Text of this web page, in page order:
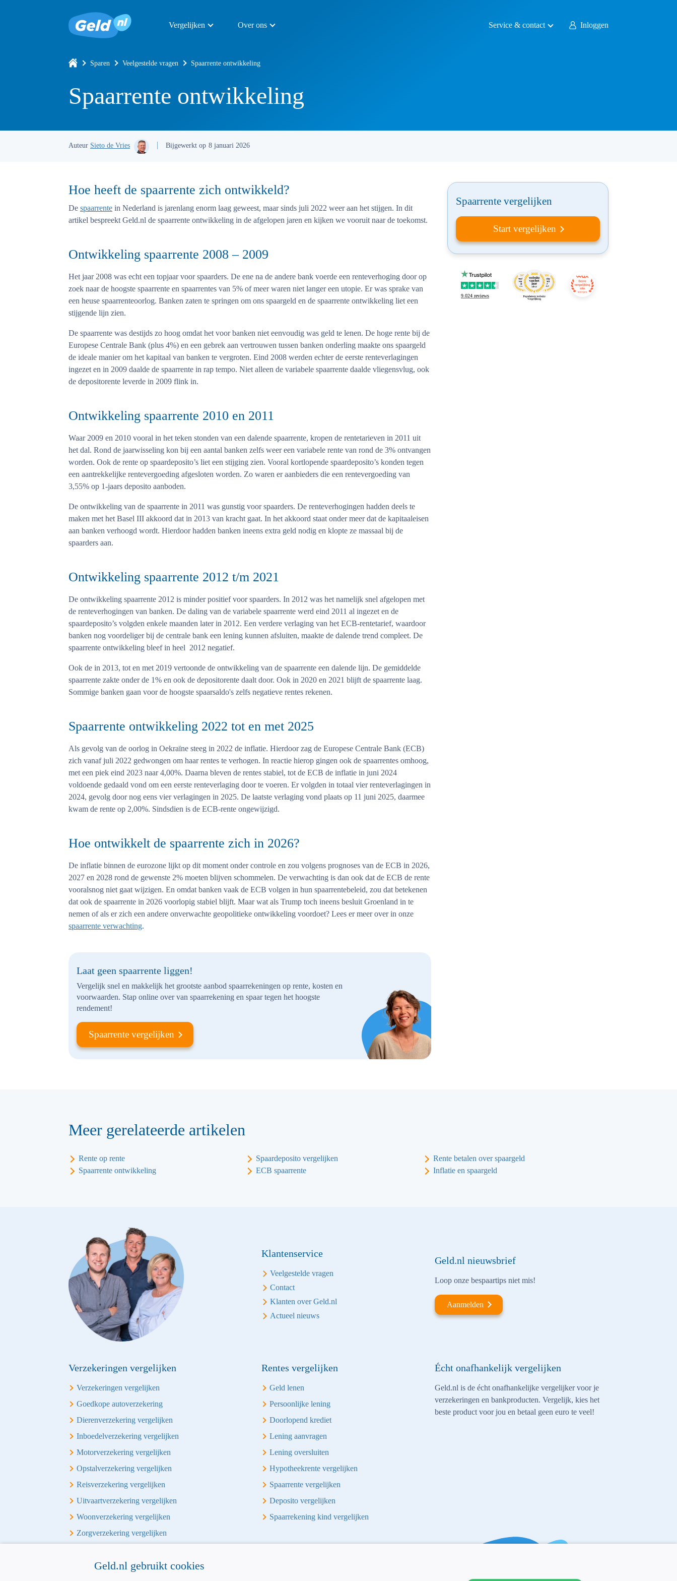
Vergelijken Over ons Service & contact Inloggen
Sparen Veelgestelde vragen Spaarrente ontwikkeling
Spaarrente ontwikkeling
Auteur Sieto de Vries Bijgewerkt op 8 januari 2026
Hoe heeft de spaarrente zich ontwikkeld?
De spaarrente in Nederland is jarenlang enorm laag geweest, maar sinds juli 2022 weer aan het stijgen. In dit
artikel bespreekt Geld.nl de spaarrente ontwikkeling in de afgelopen jaren en kijken we vooruit naar de toekomst.
Ontwikkeling spaarrente 2008 – 2009
Het jaar 2008 was echt een topjaar voor spaarders. De ene na de andere bank voerde een renteverhoging door op
zoek naar de hoogste spaarrente en spaarrentes van 5% of meer waren niet langer een utopie. Er was sprake van
een heuse spaarrenteoorlog. Banken zaten te springen om ons spaargeld en de spaarrente ontwikkeling liet een
stijgende lijn zien.
De spaarrente was destijds zo hoog omdat het voor banken niet eenvoudig was geld te lenen. De hoge rente bij de
Europese Centrale Bank (plus 4%) en een gebrek aan vertrouwen tussen banken onderling maakte ons spaargeld
de ideale manier om het kapitaal van banken te vergroten. Eind 2008 werden echter de eerste renteverlagingen
ingezet en in 2009 daalde de spaarrente in rap tempo. Niet alleen de variabele spaarrente daalde vliegensvlug, ook
de depositorente leverde in 2009 flink in.
Ontwikkeling spaarrente 2010 en 2011
Waar 2009 en 2010 vooral in het teken stonden van een dalende spaarrente, kropen de rentetarieven in 2011 uit
het dal. Rond de jaarwisseling kon bij een aantal banken zelfs weer een variabele rente van rond de 3% ontvangen
worden. Ook de rente op spaardeposito’s liet een stijging zien. Vooral kortlopende spaardeposito’s konden tegen
een aantrekkelijke rentevergoeding afgesloten worden. Zo waren er aanbieders die een rentevergoeding van
3,55% op 1-jaars deposito aanboden.
De ontwikkeling van de spaarrente in 2011 was gunstig voor spaarders. De renteverhogingen hadden deels te
maken met het Basel III akkoord dat in 2013 van kracht gaat. In het akkoord staat onder meer dat de kapitaaleisen
aan banken verhoogd wordt. Hierdoor hadden banken ineens extra geld nodig en klopte ze massaal bij de
spaarders aan.
Ontwikkeling spaarrente 2012 t/m 2021
De ontwikkeling spaarrente 2012 is minder positief voor spaarders. In 2012 was het namelijk snel afgelopen met
de renteverhogingen van banken. De daling van de variabele spaarrente werd eind 2011 al ingezet en de
spaardeposito’s volgden enkele maanden later in 2012. Een verdere verlaging van het ECB-rentetarief, waardoor
banken nog voordeliger bij de centrale bank een lening kunnen afsluiten, maakte de dalende trend compleet. De
spaarrente ontwikkeling bleef in heel 2012 negatief.
Ook de in 2013, tot en met 2019 vertoonde de ontwikkeling van de spaarrente een dalende lijn. De gemiddelde
spaarrente zakte onder de 1% en ook de depositorente daalt door. Ook in 2020 en 2021 blijft de spaarrente laag.
Sommige banken gaan voor de hoogste spaarsaldo's zelfs negatieve rentes rekenen.
Spaarrente ontwikkeling 2022 tot en met 2025
Als gevolg van de oorlog in Oekraïne steeg in 2022 de inflatie. Hierdoor zag de Europese Centrale Bank (ECB)
zich vanaf juli 2022 gedwongen om haar rentes te verhogen. In reactie hierop gingen ook de spaarrentes omhoog,
met een piek eind 2023 naar 4,00%. Daarna bleven de rentes stabiel, tot de ECB de inflatie in juni 2024
voldoende gedaald vond om een eerste renteverlaging door te voeren. Er volgden in totaal vier renteverlagingen in
2024, gevolg door nog eens vier verlagingen in 2025. De laatste verlaging vond plaats op 11 juni 2025, daarmee
kwam de rente op 2,00%. Sindsdien is de ECB-rente ongewijzigd.
Hoe ontwikkelt de spaarrente zich in 2026?
De inflatie binnen de eurozone lijkt op dit moment onder controle en zou volgens prognoses van de ECB in 2026,
2027 en 2028 rond de gewenste 2% moeten blijven schommelen. De verwachting is dan ook dat de ECB de rente
vooralsnog niet gaat wijzigen. En omdat banken vaak de ECB volgen in hun spaarrentebeleid, zou dat betekenen
dat ook de spaarrente in 2026 voorlopig stabiel blijft. Maar wat als Trump toch ineens besluit Groenland in te
nemen of als er zich een andere onverwachte geopolitieke ontwikkeling voordoet? Lees er meer over in onze
spaarrente verwachting.
Laat geen spaarrente liggen!
Vergelijk snel en makkelijk het grootste aanbod spaarrekeningen op rente, kosten en
voorwaarden. Stap online over van spaarrekening en spaar tegen het hoogste
rendement!
Spaarrente vergelijken
Spaarrente vergelijken
Start vergelijken
9.024 reviews
Meer gerelateerde artikelen
Rente op rente Spaardeposito vergelijken
Rente betalen over spaargeld
Spaarrente ontwikkeling
ECB spaarrente Inflatie en spaargeld
Klantenservice
Veelgestelde vragen
Contact
Klanten over Geld.nl
Actueel nieuws
Geld.nl nieuwsbrief
Loop onze bespaartips niet mis!
Aanmelden
Verzekeringen vergelijken
Verzekeringen vergelijken
Goedkope autoverzekering
Dierenverzekering vergelijken
Inboedelverzekering vergelijken
Motorverzekering vergelijken
Opstalverzekering vergelijken
Reisverzekering vergelijken
Uitvaartverzekering vergelijken
Woonverzekering vergelijken
Zorgverzekering vergelijken
Rentes vergelijken
Geld lenen
Persoonlijke lening
Doorlopend krediet
Lening aanvragen
Lening oversluiten
Hypotheekrente vergelijken
Spaarrente vergelijken
Deposito vergelijken
Spaarrekening kind vergelijken
Écht onafhankelijk vergelijken
Geld.nl is de écht onafhankelijke vergelijker voor je
verzekeringen en bankproducten. Vergelijk, kies het
beste product voor jou en betaal geen euro te veel!
Geld.nl gebruikt cookies